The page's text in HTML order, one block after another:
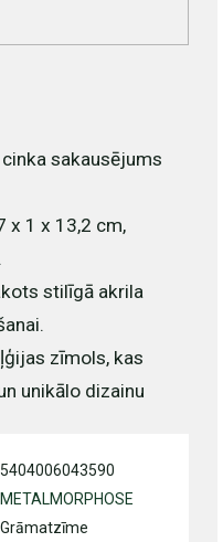
sakausējums
x 1 x 13,2 cm,
stilīgā akrila
zīmols, kas
unikālo dizainu
5404006043590
METALMORPHOSE
Grāmatzīme